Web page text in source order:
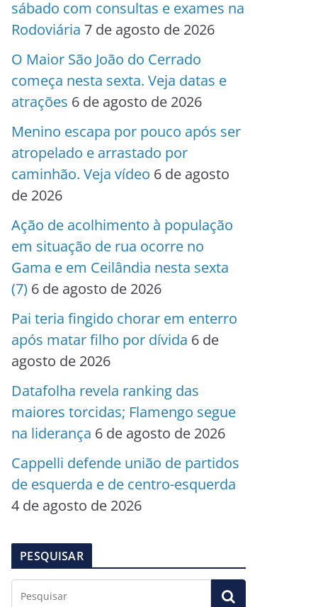
sábado com consultas e exames na
Rodoviária 7 de agosto de 2026
O Maior São João do Cerrado
começa nesta sexta. Veja datas e
atrações 6 de agosto de 2026
Menino escapa por pouco após ser
atropelado e arrastado por
caminhão. Veja vídeo 6 de agosto
de 2026
Ação de acolhimento à população
em situação de rua ocorre no
Gama e em Ceilândia nesta sexta
(7) 6 de agosto de 2026
Pai teria fingido chorar em enterro
após matar filho por dívida 6 de
agosto de 2026
Datafolha revela ranking das
maiores torcidas; Flamengo segue
na liderança 6 de agosto de 2026
Cappelli defende união de partidos
de esquerda e de centro-esquerda
4 de agosto de 2026
PESQUISAR